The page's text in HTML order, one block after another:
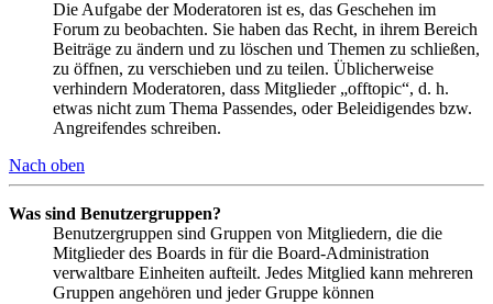
Die Aufgabe der Moderatoren ist es, das Geschehen im
Forum zu beobachten. Sie haben das Recht, in ihrem Bereich
Beiträge zu ändern und zu löschen und Themen zu schließen,
zu öffnen, zu verschieben und zu teilen. Üblicherweise
verhindern Moderatoren, dass Mitglieder „offtopic“, d. h.
etwas nicht zum Thema Passendes, oder Beleidigendes bzw.
Angreifendes schreiben.
Nach oben
Was sind Benutzergruppen?
Benutzergruppen sind Gruppen von Mitgliedern, die die
Mitglieder des Boards in für die Board-Administration
verwaltbare Einheiten aufteilt. Jedes Mitglied kann mehreren
Gruppen angehören und jeder Gruppe können